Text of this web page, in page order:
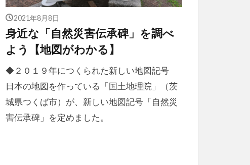
2021年8月8日
身近な「自然災害伝承碑」を調べ
よう【地図がわかる】
◆２０１９年につくられた新しい地図記号
日本の地図を作っている「国土地理院」（茨
城県つくば市）が、新しい地図記号「自然災
害伝承碑」を定めました。